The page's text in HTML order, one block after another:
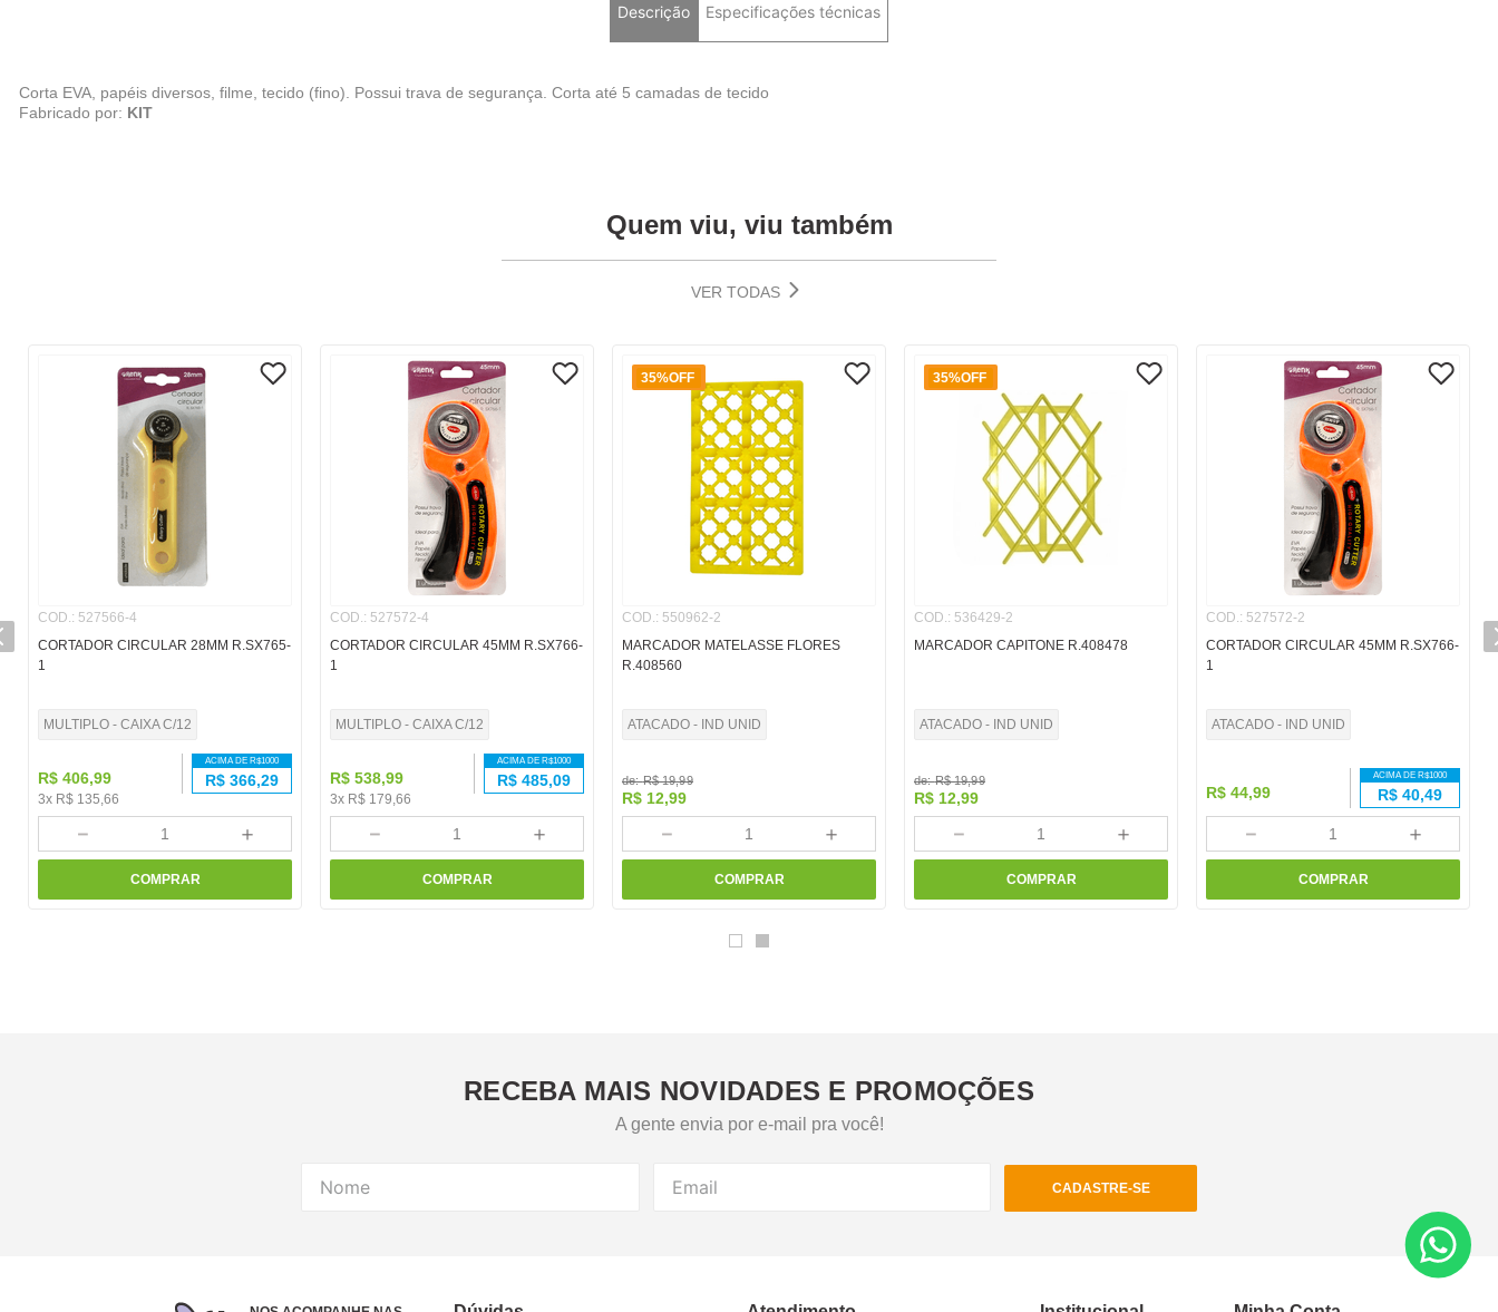
Descrição Especificações técnicas
Corta EVA, papéis diversos, filme, tecido (fino). Possui trava de segurança. Corta até 5 camadas de tecido
Fabricado por: KIT
Quem viu, viu também
VER TODAS
COD.: 527566-4
CORTADOR CIRCULAR 28MM R.SX765-
1
MULTIPLO - CAIXA C/12
R$ 406,99
3x R$ 135,66
ACIMA DE R$1000
R$ 366,29
＋
－
COMPRAR
COD.: 527572-4
CORTADOR CIRCULAR 45MM R.SX766-
1
MULTIPLO - CAIXA C/12
R$ 538,99
3x R$ 179,66
ACIMA DE R$1000
R$ 485,09
＋
－
COMPRAR
35%OFF
COD.: 550962-2
MARCADOR MATELASSE FLORES
R.408560
ATACADO - IND UNID
de:R$ 19,99
R$ 12,99
＋
－
COMPRAR
35%OFF
COD.: 536429-2
MARCADOR CAPITONE R.408478
ATACADO - IND UNID
de:R$ 19,99
R$ 12,99
＋
－
COMPRAR
COD.: 527572-2
CORTADOR CIRCULAR 45MM R.SX766-
1
ATACADO - IND UNID
R$ 44,99
ACIMA DE R$1000
R$ 40,49
＋
－
COMPRAR
RECEBA MAIS NOVIDADES E PROMOÇÕES
A gente envia por e-mail pra você!
CADASTRE-SE